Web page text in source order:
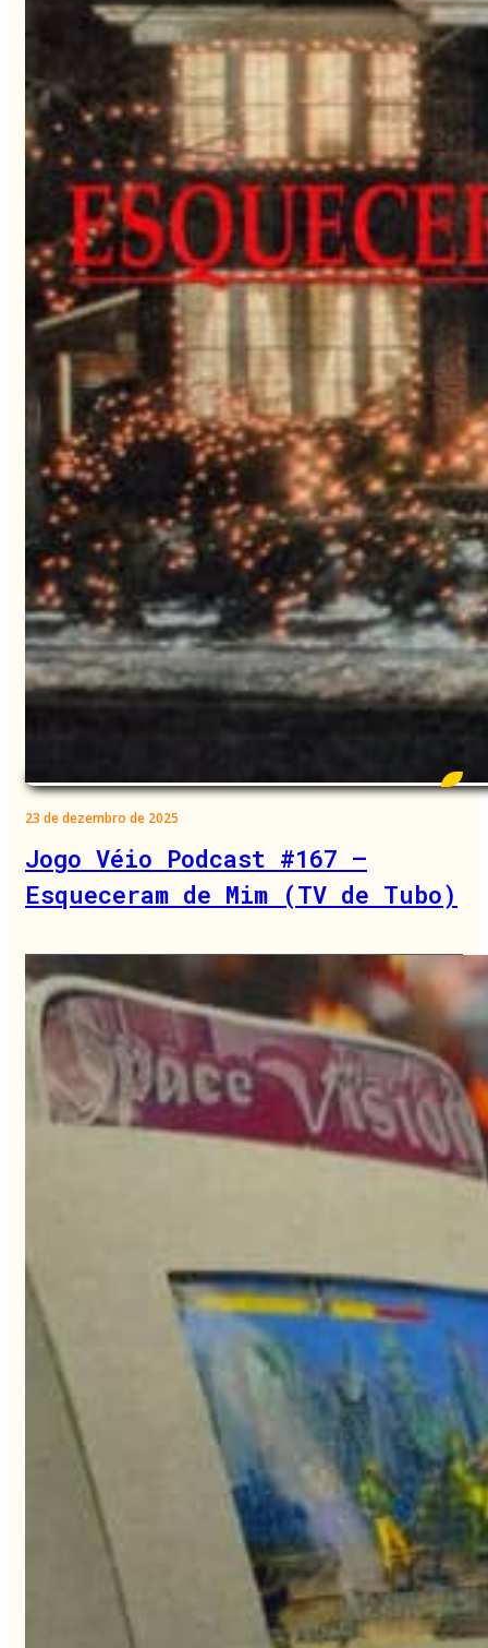
23 de dezembro de 2025
Jogo Véio Podcast #167 –
Esqueceram de Mim (TV de Tubo)